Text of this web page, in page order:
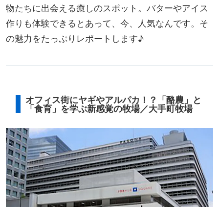
物たちに出会える癒しのスポット。バターやアイス
作りも体験できるとあって、今、人気なんです。そ
の魅力をたっぷりレポートします♪
オフィス街にヤギやアルパカ！？「酪農」と
「食育」を学ぶ新感覚の牧場／大手町牧場